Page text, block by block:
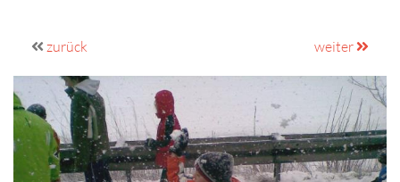
zurück weiter